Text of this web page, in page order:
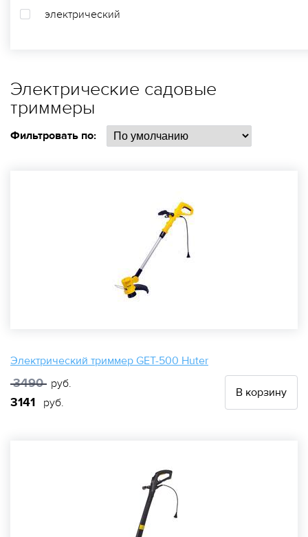
электрический
Электрические садовые
триммеры
Фильтровать по:
Электрический триммер GET-500 Huter
3490 руб.
3141 руб.
В корзину